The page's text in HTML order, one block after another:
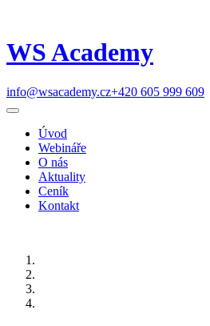
WS Academy
info@wsacademy.cz+420 605 999 609
Úvod
Webináře
O nás
Aktuality
Ceník
Kontakt